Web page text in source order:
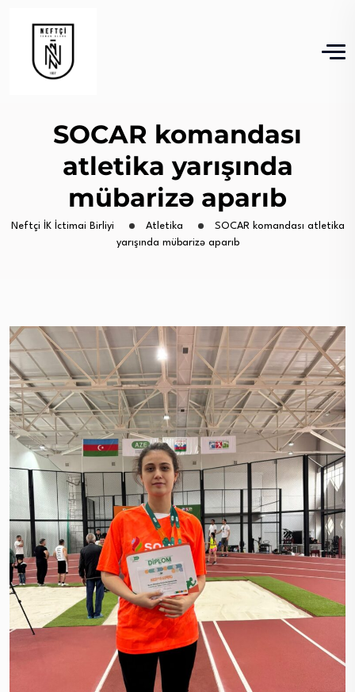
SOCAR komandası
atletika yarışında
mübarizə aparıb
Neftçi İK İctimai Birliyi Atletika
SOCAR komandası atletika
yarışında mübarizə aparıb